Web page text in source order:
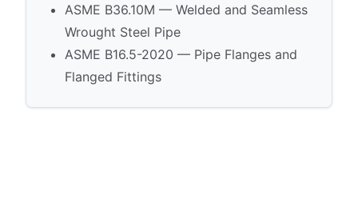
ASME B36.10M — Welded and Seamless
Wrought Steel Pipe
ASME B16.5-2020 — Pipe Flanges and
Flanged Fittings